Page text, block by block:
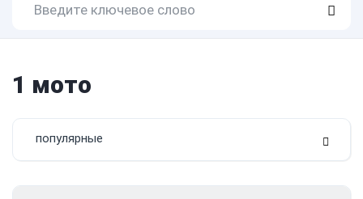
1 мото
популярные